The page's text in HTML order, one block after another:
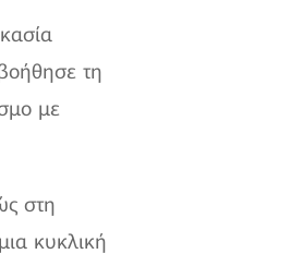
τη
με
στη
κυκλική